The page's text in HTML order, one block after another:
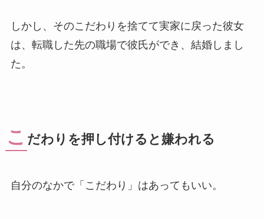
しかし、そのこだわりを捨てて実家に戻った彼女
は、転職した先の職場で彼氏ができ、結婚しまし
た。
こ だわりを押し付けると嫌われる
自分のなかで「こだわり」はあってもいい。